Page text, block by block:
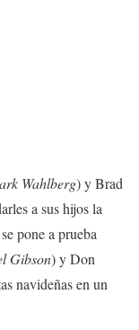
Wahlberg) y Brad
a sus hijos la
pone a prueba
Gibson) y Don
navideñas en un